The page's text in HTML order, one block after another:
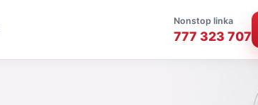
Nonstop linka
777 323 707